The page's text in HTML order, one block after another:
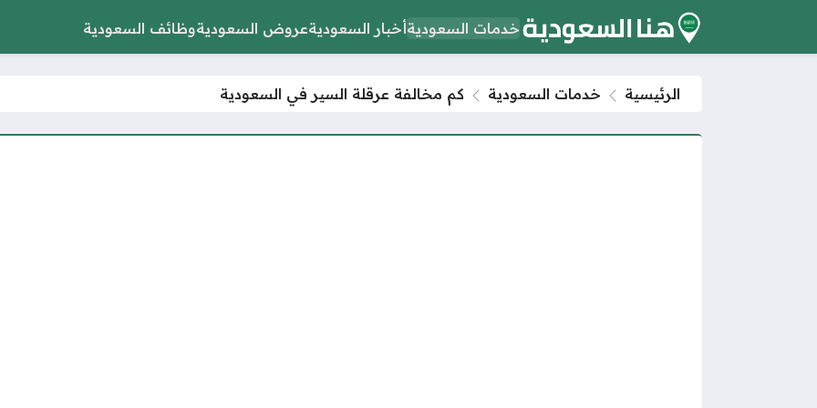
خدمات السعوديةأخبار السعوديةعروض السعوديةوظائف السعودية
الرئيسية خدمات السعودية كم مخالفة عرقلة السير في السعودية